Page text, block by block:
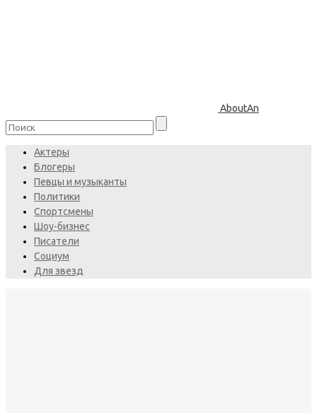
AboutAn
Актеры
Блогеры
Певцы и музыканты
Политики
Спортсмены
Шоу-бизнес
Писатели
Социум
Для звезд